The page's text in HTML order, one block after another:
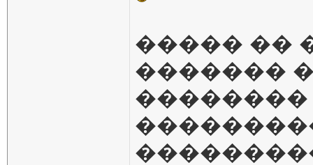
����� ��
�������
��������